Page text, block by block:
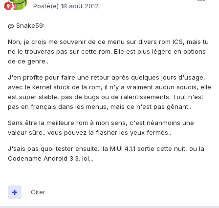
Posté(e) 18 août 2012
@ Snake59:
Non, je crois me souvenir de ce menu sur divers rom ICS, mais tu
ne le trouveras pas sur cette rom. Elle est plus légère en options
de ce genre..
J'en profite pour faire une retour après quelques jours d'usage,
avec le kernel stock de la rom, il n'y a vraiment aucun soucis, elle
est super stable, pas de bugs ou de ralentissements. Tout n'est
pas en français dans les menus, mais ce n'est pas gênant..
Sans être la meilleure rom à mon sens, c'est néanmoins une
valeur sûre.. vous pouvez la flasher les yeux fermés..
J'sais pas quoi tester ensuite.. la MIUI 4.1.1 sortie cette nuit, ou la
Codename Android 3.3. lol...
Citer